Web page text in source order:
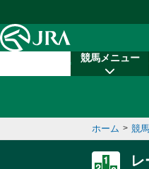
競馬メニュー
ホーム > 競